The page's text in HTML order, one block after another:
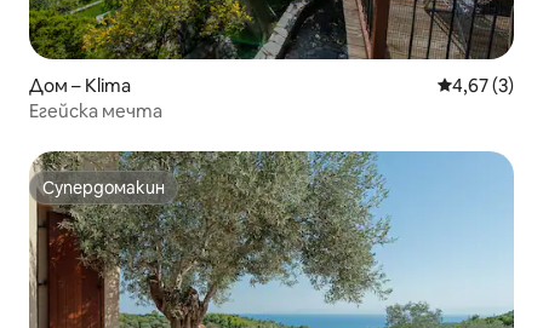
Дом – Klima Средна
4,67 (3)
Егейска мечта
Супердомакин
Супердомакин